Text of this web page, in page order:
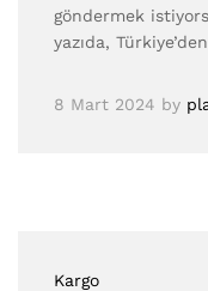
göndermek
yazıda,
8 Mart 2024 by
Kargo